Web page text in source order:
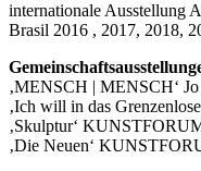
internationale Ausstellung
Brasil 2016 , 2017, 2018,
‚MENSCH | MENSCH‘
‚Ich will in das
‚Skulptur‘
‚Die Neuen‘